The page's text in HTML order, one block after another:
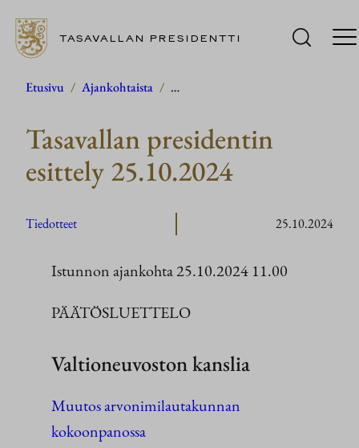
Siirry
TASAVALLAN PRESIDENTTI
Etusivu / Ajankohtaista / …
Tasavallan presidentin
esittely 25.10.2024
Tiedotteet 25.10.2024
Istunnon ajankohta 25.10.2024 11.00
PÄÄTÖSLUETTELO
Valtioneuvoston kanslia
Muutos arvonimilautakunnan
kokoonpanossa